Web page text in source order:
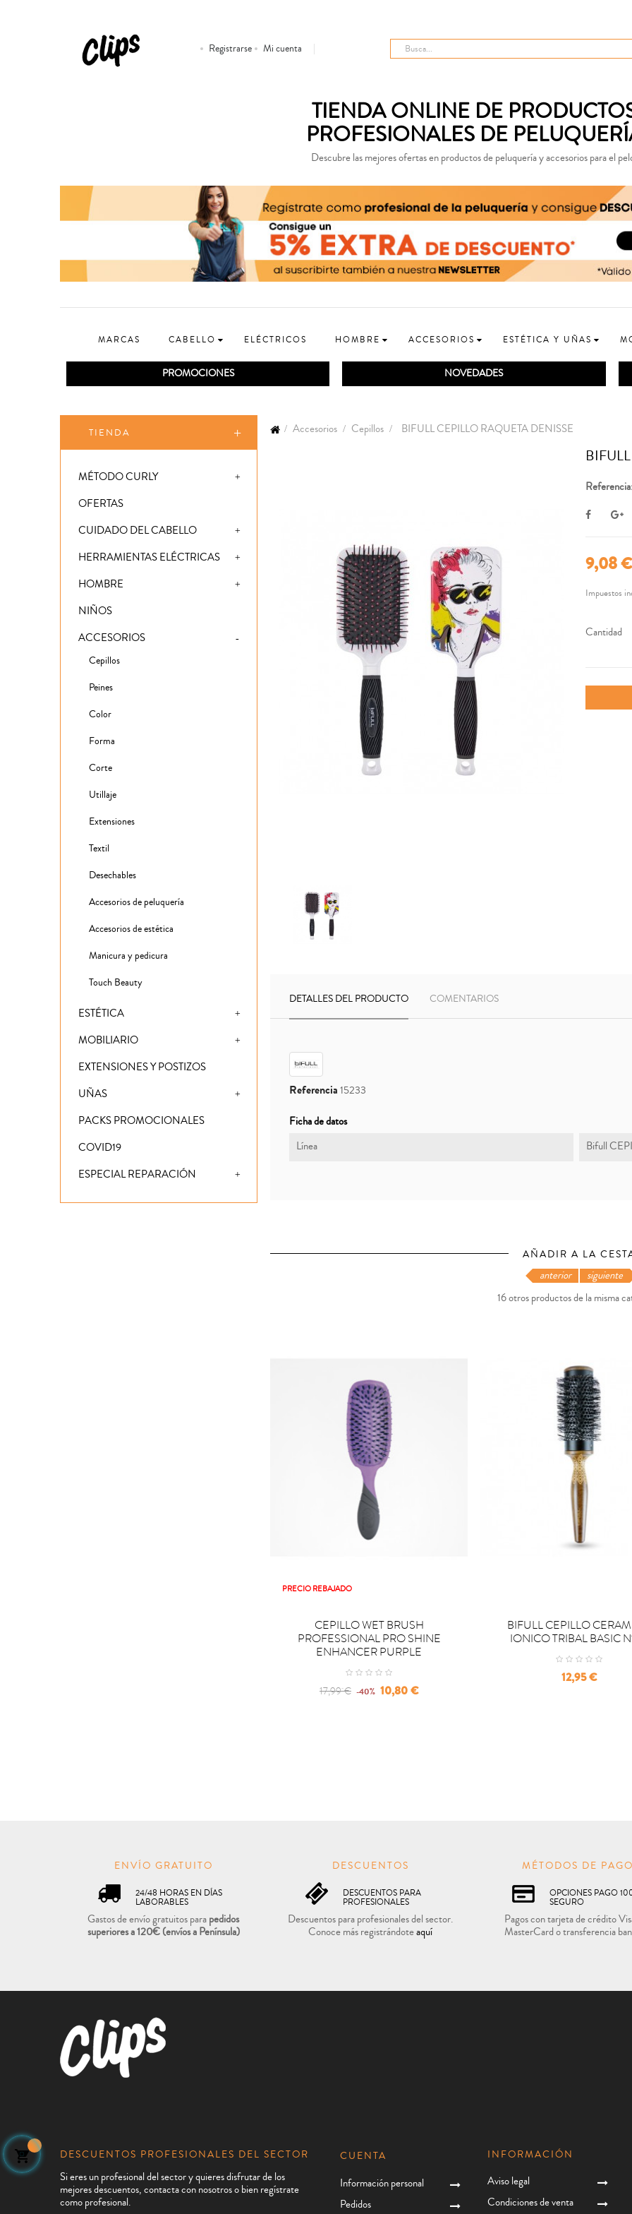
Registrarse Mi cuenta
TIENDA ONLINE DE
PROFESIONALES DE
Descubre las mejores ofertas en productos de peluquería y accesorios para el
MARCAS CABELLO ELÉCTRICOS HOMBRE ACCESORIOS ESTÉTICA Y UÑAS
PROMOCIONES NOVEDADES
TIENDA
MÉTODO CURLY
OFERTAS
CUIDADO DEL CABELLO
HERRAMIENTAS ELÉCTRICAS
HOMBRE
NIÑOS
ACCESORIOS
Cepillos
Peines
Color
Forma
Corte
Utillaje
Extensiones
Textil
Desechables
Accesorios de peluquería
Accesorios de estética
Manicura y pedicura
Touch Beauty
ESTÉTICA
MOBILIARIO
EXTENSIONES Y POSTIZOS
UÑAS
PACKS PROMOCIONALES
COVID19
ESPECIAL REPARACIÓN
Accesorios Cepillos BIFULL CEPILLO RAQUETA DENISSE
9,08 €
Impuestos
Cantidad
DETALLES DEL PRODUCTO COMENTARIOS
Referencia15233
Ficha de datos
Línea
Bifull
AÑADIR A LA
16 otros productos de la misma
PRECIO REBAJADO
CEPILLO WET BRUSH
PROFESSIONAL PRO SHINE
ENHANCER PURPLE
Regular
17,99 € -40% Precio
10,80 €

BIFULL CEPILLO
IONICO TRIBAL BASIC
Precio
12,95 €
anterior siguiente
ENVÍO GRATUITO
24/48 HORAS EN DÍAS
LABORABLES
Gastos de envío gratuitos parapedidos
superiores a 120€(envíos a Península)
DESCUENTOS
DESCUENTOS PARA
PROFESIONALES
Descuentos para profesionales del sector.
Conoce más registrándoteaquí
MÉTODOS DE PAGO
OPCIONES PAGO
SEGURO
Pagos con tarjeta de crédito
MasterCard o transferencia
DESCUENTOS PROFESIONALES DEL SECTOR
Si eres un profesional del sector y quieres disfrutar de los
mejores descuentos, contacta con nosotros o bien regístrate
como profesional.
CUENTA
Información personal
Pedidos
INFORMACIÓN
Aviso legal
Condiciones de venta
